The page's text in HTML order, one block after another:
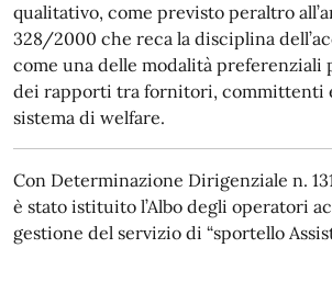
qualitativo, come previsto peraltro
328/2000 che reca la disciplina
come una delle modalità preferenziali
dei rapporti tra fornitori, committenti
sistema di welfare.
Con Determinazione Dirigenziale n.
è stato istituito l’Albo degli operatori
gestione del servizio di “sportello